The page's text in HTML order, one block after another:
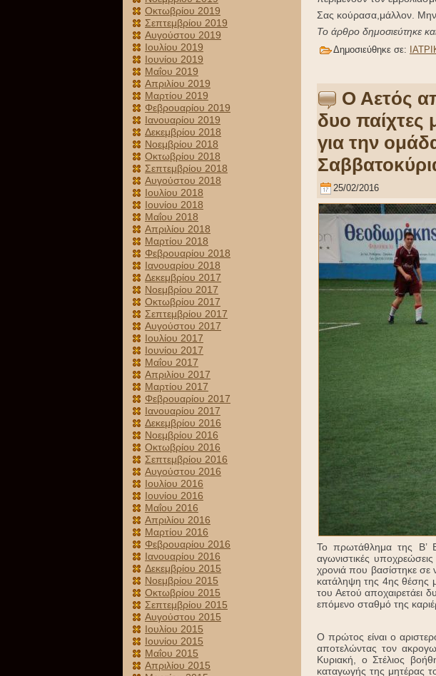
Οκτωβρίου 2019
Σεπτεμβρίου 2019
Αυγούστου 2019
Ιουλίου 2019
Ιουνίου 2019
Μαΐου 2019
Απριλίου 2019
Μαρτίου 2019
Φεβρουαρίου 2019
Ιανουαρίου 2019
Δεκεμβρίου 2018
Νοεμβρίου 2018
Οκτωβρίου 2018
Σεπτεμβρίου 2018
Αυγούστου 2018
Ιουλίου 2018
Ιουνίου 2018
Μαΐου 2018
Απριλίου 2018
Μαρτίου 2018
Φεβρουαρίου 2018
Ιανουαρίου 2018
Δεκεμβρίου 2017
Νοεμβρίου 2017
Οκτωβρίου 2017
Σεπτεμβρίου 2017
Αυγούστου 2017
Ιουλίου 2017
Ιουνίου 2017
Μαΐου 2017
Απριλίου 2017
Μαρτίου 2017
Φεβρουαρίου 2017
Ιανουαρίου 2017
Δεκεμβρίου 2016
Νοεμβρίου 2016
Οκτωβρίου 2016
Σεπτεμβρίου 2016
Αυγούστου 2016
Ιουλίου 2016
Ιουνίου 2016
Μαΐου 2016
Απριλίου 2016
Μαρτίου 2016
Φεβρουαρίου 2016
Ιανουαρίου 2016
Δεκεμβρίου 2015
Νοεμβρίου 2015
Οκτωβρίου 2015
Σεπτεμβρίου 2015
Αυγούστου 2015
Ιουλίου 2015
Ιουνίου 2015
Μαΐου 2015
Απριλίου 2015
Σας κούρασα,μάλλον. Μην
Το άρθρο δημοσιεύτηκε
Δημοσιεύθηκε σε:
Ο Αετός
δυο παίχτες
για την
25/02/2016
Το πρωτάθλημα της Β’
αγωνιστικές
χρονιά που βασίστηκε σε
κατάληψη της 4ης θέσης
του Αετού αποχαιρετάει
επόμενο σταθμό της
Ο πρώτος είναι ο
αποτελώντας τον
Κυριακή, ο Στέλιος
καταγωγής της μητέρας